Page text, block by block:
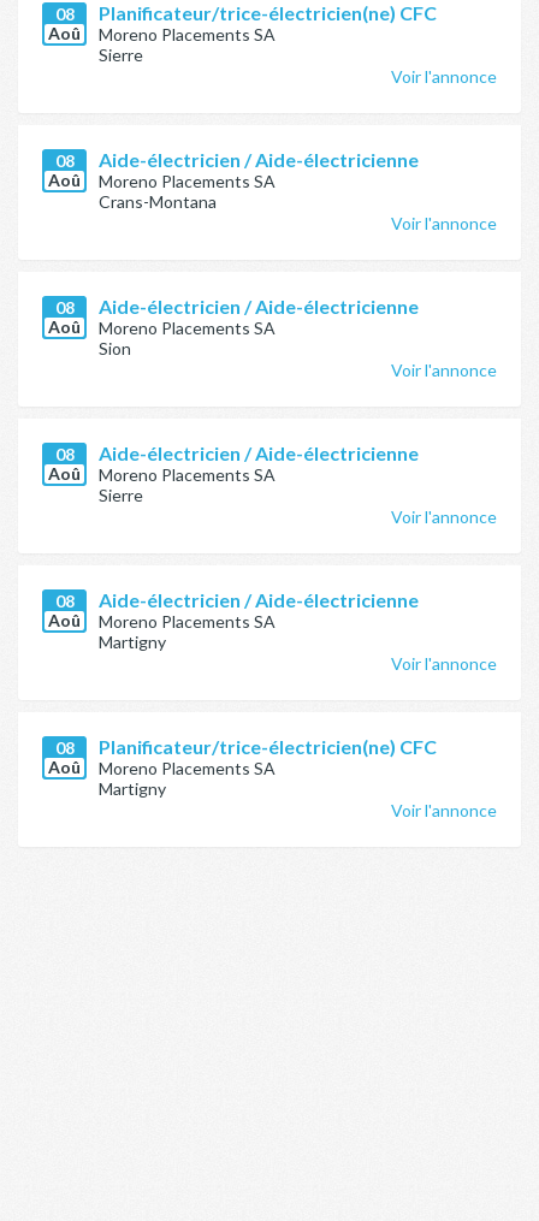
08
Aoû
Planificateur/trice-électricien(ne) CFC
Moreno Placements SA
Sierre
Voir l'annonce
08
Aoû
Aide-électricien / Aide-électricienne
Moreno Placements SA
Crans-Montana
Voir l'annonce
08
Aoû
Aide-électricien / Aide-électricienne
Moreno Placements SA
Sion
Voir l'annonce
08
Aoû
Aide-électricien / Aide-électricienne
Moreno Placements SA
Sierre
Voir l'annonce
08
Aoû
Aide-électricien / Aide-électricienne
Moreno Placements SA
Martigny
Voir l'annonce
08
Aoû
Planificateur/trice-électricien(ne) CFC
Moreno Placements SA
Martigny
Voir l'annonce